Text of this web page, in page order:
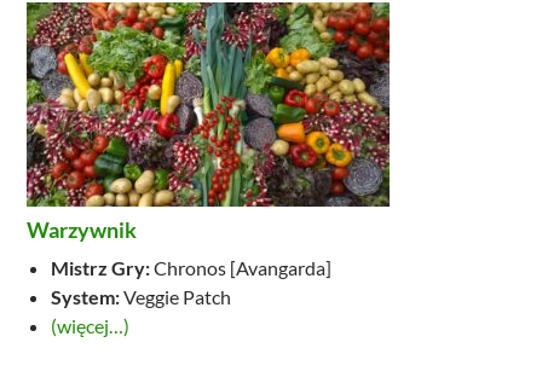
Warzywnik
Mistrz Gry:Chronos [Avangarda]
System:Veggie Patch
(więcej…)